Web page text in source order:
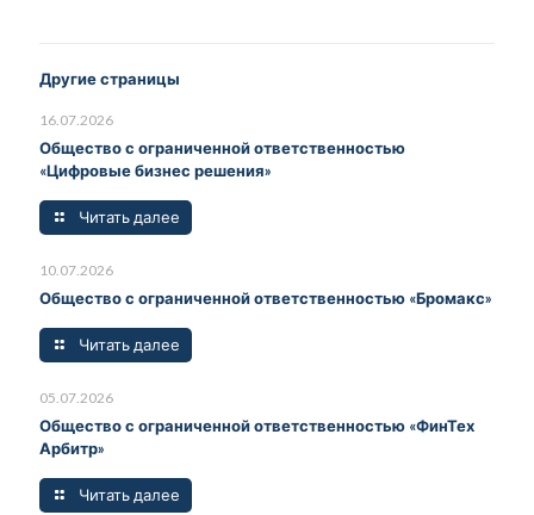
Другие страницы
16.07.2026
Общество с ограниченной ответственностью
«Цифровые бизнес решения»
Читать далее
10.07.2026
Общество с ограниченной ответственностью «Бромакс»
Читать далее
05.07.2026
Общество с ограниченной ответственностью «ФинТех
Арбитр»
Читать далее